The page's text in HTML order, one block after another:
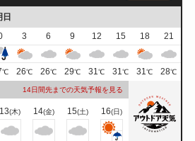
日
3 6 9 12 15 18
21
℃ 26℃ 26℃ 29℃ 31℃ 31℃ 31℃ 28℃
14日間先までの天気予報を見る
13(木) 14(金) 15(土) 16(日)